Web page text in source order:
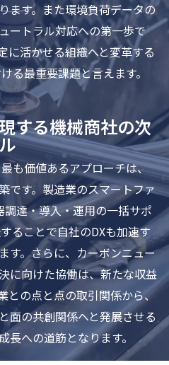
ます。また環境負荷データの
ートラル対応への第一歩で
に活かせる組織へと変革する
る最重要課題と言えます。
する機械商社の次
も価値あるアプローチは、
です。製造業のスマートファ
達・導入・運用の一括サポ
ることで自社のDXも加速す
す。さらに、カーボンニュー
に向けた協働は、新たな収益
との点と点の取引関係から、
面の共創関係へと発展させる
長への道筋となります。